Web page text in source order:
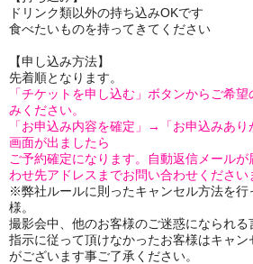
ドリンク類以外の持ち込みOKです
食べたいものを持ってきてください
【申し込み方法】
先着順となります。
「チケットを申し込む」ボタンからご希
みください。
「お申込み内容を確定」→「お申込みあ
画面が出ましたら
ご予約確定になります。自動返信メール
わせ先アドレスまでお問い合わせください
※弊社ルールに則ったキャンセル方法を行
様。
撮影会中、他のお客様のご迷惑になられ
指示に従って頂けなかったお客様はキャ
がございます事ご了承ください。